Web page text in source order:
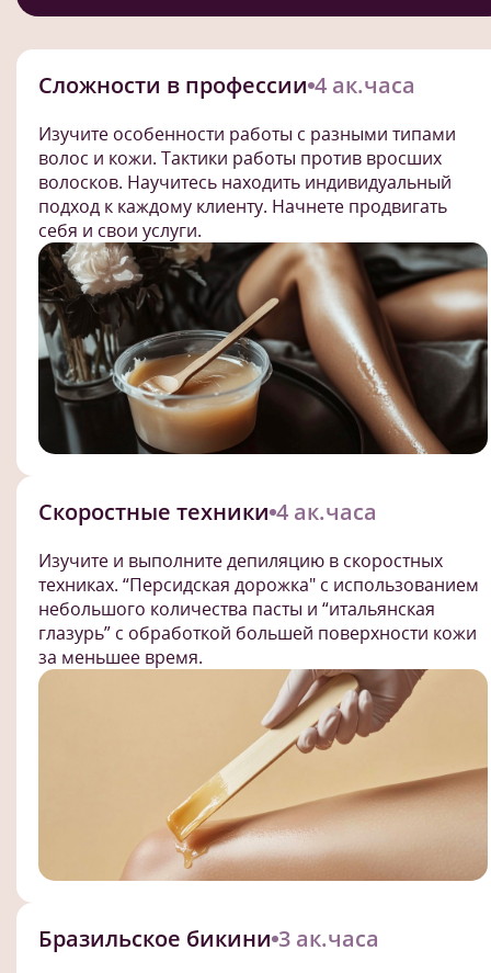
Сложности в профессии 4 ак.часа
Изучите особенности работы с разными типами
волос и кожи. Тактики работы против вросших
волосков. Научитесь находить индивидуальный
подход к каждому клиенту. Начнете продвигать
себя и свои услуги.
Скоростные техники 4 ак.часа
Изучите и выполните депиляцию в скоростных
техниках. “Персидская дорожка" с использованием
небольшого количества пасты и “итальянская
глазурь” с обработкой большей поверхности кожи
за меньшее время.
Бразильское бикини 3 ак.часа